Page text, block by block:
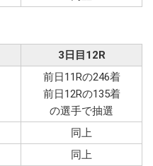
3日目12R
前日11Rの246着
前日12Rの135着
の選手で抽選
同上
同上